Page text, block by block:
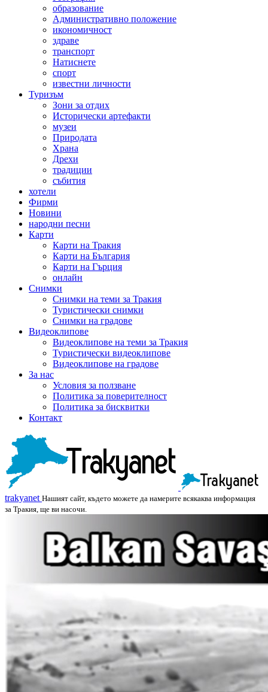
образование
Административно положение
икономичност
здраве
транспорт
Натиснете
спорт
известни личности
Туризъм
Зони за отдих
Исторически артефакти
музеи
Природата
Храна
Дрехи
традиции
събития
хотели
Фирми
Новини
народни песни
Карти
Карти на Тракия
Карти на България
Карти на Гърция
онлайн
Снимки
Снимки на теми за Тракия
Туристически снимки
Снимки на градове
Видеоклипове
Видеоклипове на теми за Тракия
Туристически видеоклипове
Видеоклипове на градове
За нас
Условия за ползване
Политика за поверителност
Политика за бисквитки
Контакт
trakyanet Нашият сайт, където можете да намерите всякаква информация
за Тракия, ще ви насочи.